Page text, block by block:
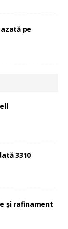
pe
3310
şi rafinament